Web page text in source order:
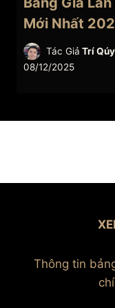
Mới Nhất
Tác Giả Trí
08/12/2025
Thông tin